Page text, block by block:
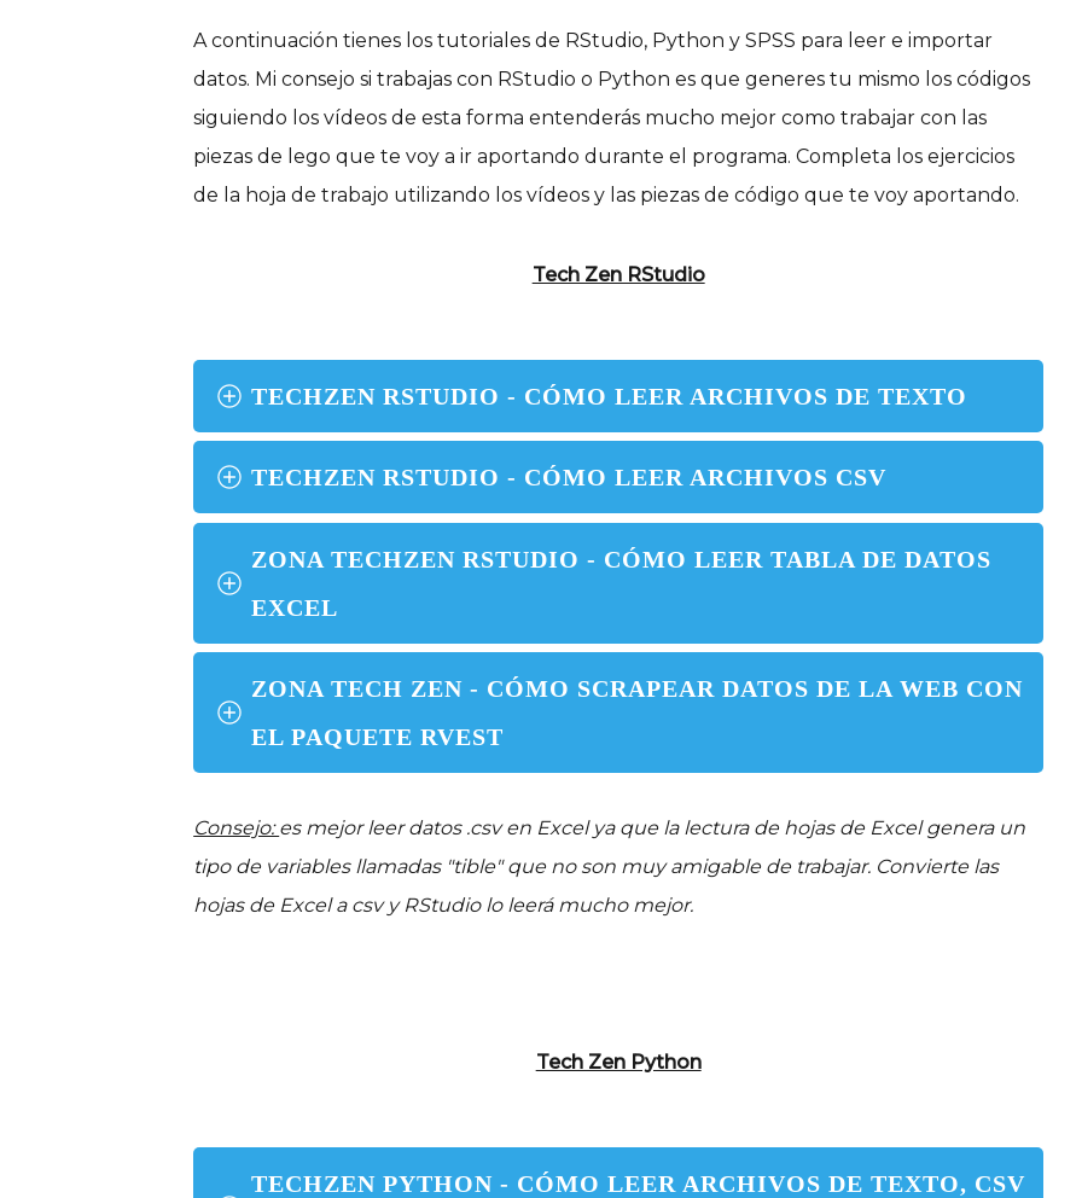
A continuación tienes los tutoriales de RStudio, Python y SPSS para leer e importar
datos. Mi consejo si trabajas con RStudio o Python es que generes tu mismo los códigos
siguiendo los vídeos de esta forma entenderás mucho mejor como trabajar con las
piezas de lego que te voy a ir aportando durante el programa. Completa los ejercicios
de la hoja de trabajo utilizando los vídeos y las piezas de código que te voy aportando.
Tech Zen RStudio
TECHZEN RSTUDIO - CÓMO LEER ARCHIVOS DE TEXTO
TECHZEN RSTUDIO - CÓMO LEER ARCHIVOS CSV
ZONA TECHZEN RSTUDIO - CÓMO LEER TABLA DE DATOS
EXCEL
ZONA TECH ZEN - CÓMO SCRAPEAR DATOS DE LA WEB CON
EL PAQUETE RVEST
Consejo:es mejor leer datos .csv en Excel ya que la lectura de hojas de Excel genera un
tipo de variables llamadas "tible" que no son muy amigable de trabajar. Convierte las
hojas de Excel a csv y RStudio lo leerá mucho mejor.
Tech Zen Python
TECHZEN PYTHON - CÓMO LEER ARCHIVOS DE TEXTO, CSV